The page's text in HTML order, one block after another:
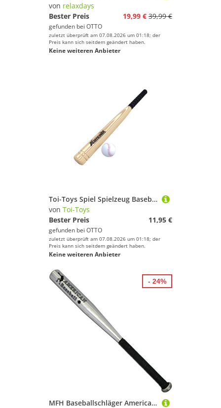
von relaxdays
Bester Preis
19,99 € 39,99 €
gefunden bei OTTO
zuletzt überprüft am 07.08.2026 um 01:18; der
Preis kann sich seitdem geändert haben.
Keine weiteren Anbieter
Toi-Toys Spiel Spielzeug Baseballschläger mit Baseball im Set
von Toi-Toys
Bester Preis
11,95 €
gefunden bei OTTO
zuletzt überprüft am 07.08.2026 um 01:18; der
Preis kann sich seitdem geändert haben.
Keine weiteren Anbieter
MFH Baseballschläger American Baseball Schläger Aluminium Verschiedene Größen
- 24%